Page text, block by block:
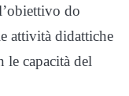
do
attività didattiche
le capacità del